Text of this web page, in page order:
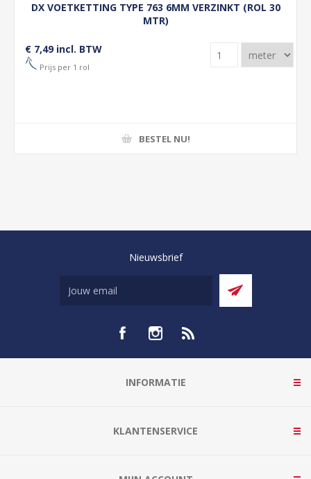
DX VOETKETTING TYPE 763 6MM VERZINKT (ROL 30
MTR)
€ 7,49 incl. BTW
Prijs per 1 rol
BESTEL NU!
Nieuwsbrief
INFORMATIE
KLANTENSERVICE